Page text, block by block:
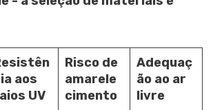
aos
UV
Risco de
amarele
cimento
Adequaç
ão ao ar
livre